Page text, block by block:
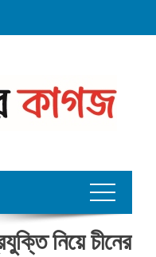
নিয়ে চীনের